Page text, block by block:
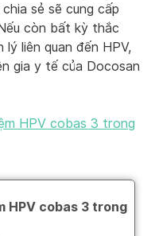
sẻ sẽ cung cấp
còn bất kỳ thắc
liên quan đến HPV,
gia y tế của Docosan
HPV cobas 3 trong